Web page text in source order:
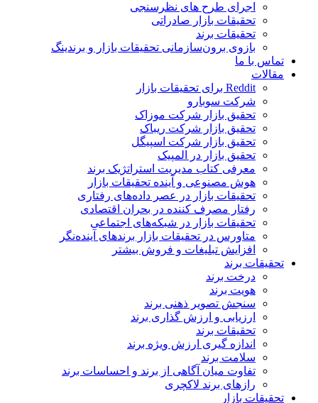
اجرای طرح های نظرسنجی
تحقیقات بازار صادراتی
تحقیقات برند
بازوی برون‌سازمانی تحقیقات بازار و برندینگ
تماس با ما
مقالات
Reddit برای تحقیقات بازار
شرکت سوبارو
تحقیق بازار شرکت موزاک
تحقیق بازار شرکت ریباک
تحقیق بازار شرکت اسپیگل
تحقیق بازار در المپیک
معرفی کتاب مدیریت استراتژیک برند
هوش مصنوعی و آینده تحقیقات بازار
تحقیقات بازار در عصر داده‌های رفتاری
رفتار مصرف کننده در بحران اقتصادی
تحقیقات بازار در شبکه‌های اجتماعی
متاورس در تحقیقات بازار برندهای آینده‌نگر
افزایش تبلیغات و فروش بیشتر
تحقیقات برند
درخت برند
هویت برند
سنجش تصویر ذهنی برند
ارزیابی و ارزش گذاری برند
تحقیقات برند
اندازه گیری ارزش ویژه برند
سلامت برند
تفاوت میان آگاهی از برند و احساسات برند
رازهای برند لاکچری
تحقیقات بازار